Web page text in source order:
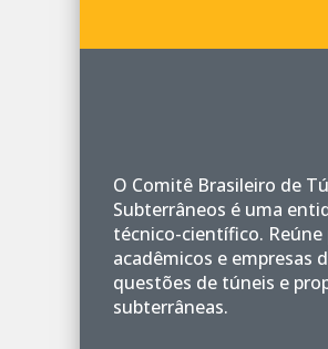
O Comitê Brasileiro de
Subterrâneos é uma
técnico-científico. Reúne
acadêmicos e empresas
questões de túneis e
subterrâneas.